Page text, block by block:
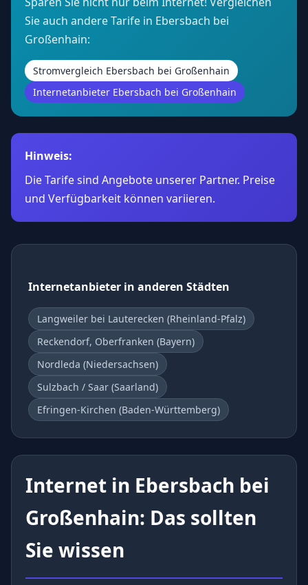
Sie auch andere Tarife in Ebersbach bei
Großenhain:
Stromvergleich Ebersbach bei Großenhain
Internetanbieter Ebersbach bei Großenhain
Hinweis:
Die Tarife sind Angebote unserer Partner. Preise
und Verfügbarkeit können variieren.
Internetanbieter in anderen Städten
Langweiler bei Lauterecken (Rheinland-Pfalz)
Reckendorf, Oberfranken (Bayern)
Nordleda (Niedersachsen)
Sulzbach / Saar (Saarland)
Efringen-Kirchen (Baden-Württemberg)
Internet in Ebersbach bei
Großenhain: Das sollten
Sie wissen